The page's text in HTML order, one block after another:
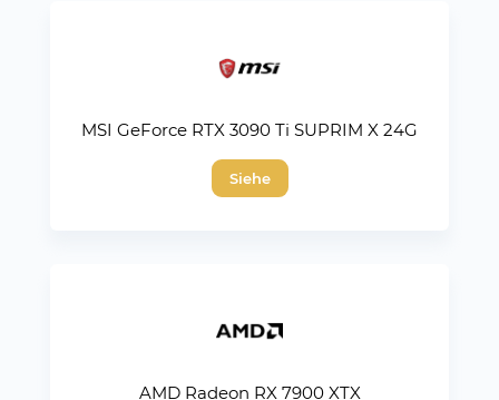
MSI GeForce RTX 3090 Ti SUPRIM X 24G
Siehe
AMD Radeon RX 7900 XTX